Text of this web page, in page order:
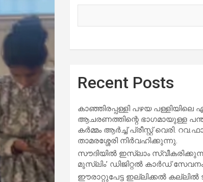
Recent Posts
കാഞ്ഞിരപ്പള്ളി പഴയ പള്ളിയിലെ
ആചരണത്തിന്റെ ഭാഗമായുള്ള
കർമ്മം ആർച്ച് പ്രീസ്റ്റ് വെരി.
താമരശ്ശേരി നിർവഹിക്കുന്നു.
സൗദിയില്‍ ഇസ്‌ലാം
മുസ്ലിം’ ഡിജിറ്റല്‍ കാര്‍ഡ്
ഈരാറ്റുപേട്ട ഇല്ലിക്കൽ കല്ലിൽ